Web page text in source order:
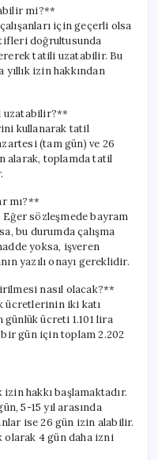
mi?**
için geçerli olsa
doğrultusunda
tatili uzatabilir. Bu
yıllık izin hakkından
uzatabilir?**
kullanarak tatil
(tam gün) ve 26
alarak, toplamda tatil
mı?**
Eğer sözleşmede bayram
bu durumda çalışma
yoksa, işveren
yazılı onayı gereklidir.
nasıl olacak?**
ücretlerinin iki katı
ücreti 1.101 lira
bir gün için toplam 2.202
izin hakkı başlamaktadır.
5-15 yıl arasında
ise 26 gün izin alabilir.
4 gün daha izni